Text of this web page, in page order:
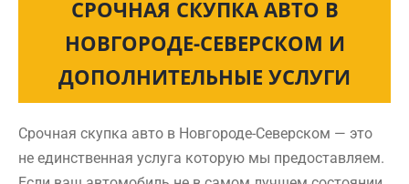
СРОЧНАЯ СКУПКА АВТО В
НОВГОРОДЕ-СЕВЕРСКОМ И
ДОПОЛНИТЕЛЬНЫЕ УСЛУГИ
Срочная скупка авто в Новгороде-Северском — это
не единственная услуга которую мы предоставляем.